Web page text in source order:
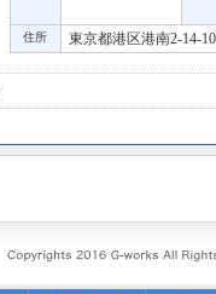
住所 東京都港区港南2-14-